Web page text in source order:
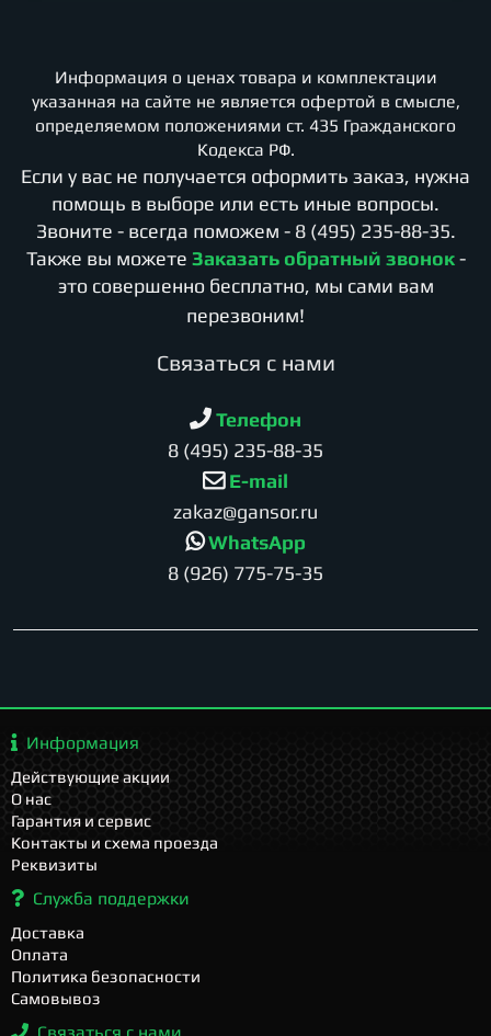
Информация о ценах товара и комплектации
указанная на сайте не является офертой в смысле,
определяемом положениями ст. 435 Гражданского
Кодекса РФ.
Если у вас не получается оформить заказ, нужна
помощь в выборе или есть иные вопросы.
Звоните - всегда поможем - 8 (495) 235-88-35.
Также вы можете Заказать обратный звонок -
это совершенно бесплатно, мы сами вам
перезвоним!
Cвязаться с нами
Телефон
8 (495) 235-88-35
E-mail
zakaz@gansor.ru
WhatsApp
8 (926) 775-75-35
Информация
Действующие акции
О нас
Гарантия и сервис
Контакты и схема проезда
Реквизиты
Служба поддержки
Доставка
Оплата
Политика безопасности
Самовывоз